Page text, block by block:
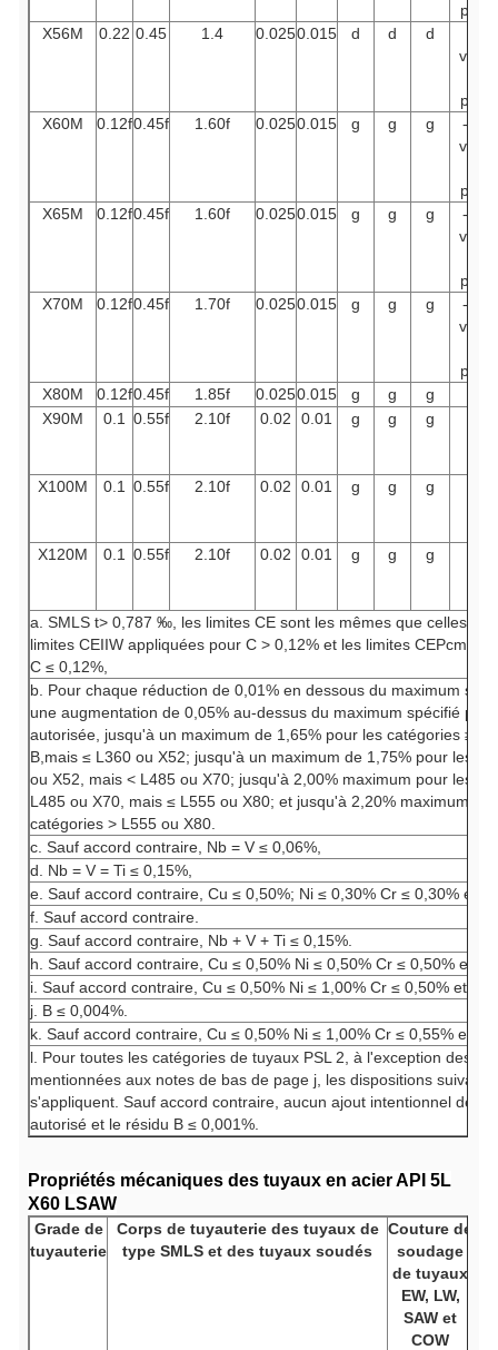
prie.
X56M
0.22 0.45 1.4 0.0250.015 d d d
vous
prie.
X60M
0.12f0.45f 1.60f 0.0250.015 g g g
- Je
vous
prie.
X65M
0.12f0.45f 1.60f 0.0250.015 g g g
- Je
vous
prie.
X70M
0.12f0.45f 1.70f 0.0250.015 g g g
- Je
vous
prie.
X80M
0.12f0.45f 1.85f 0.0250.015 g g g
X90M
0.1 0.55f 2.10f 0.02 0.01 g g g
X100M 0.1 0.55f 2.10f 0.02 0.01 g g g
X120M 0.1 0.55f 2.10f 0.02 0.01 g g g
a. SMLS t> 0,787 ‰, les limites CE sont les mêmes que celles
limites CEIIW appliquées pour C > 0,12% et les limites CEPcm
C ≤ 0,12%,
b. Pour chaque réduction de 0,01% en dessous du maximum
une augmentation de 0,05% au-dessus du maximum spécifié
autorisée, jusqu'à un maximum de 1,65% pour les catégories ≥
B,mais ≤ L360 ou X52; jusqu'à un maximum de 1,75% pour les
ou X52, mais < L485 ou X70; jusqu'à 2,00% maximum pour les
L485 ou X70, mais ≤ L555 ou X80; et jusqu'à 2,20% maximum
catégories > L555 ou X80.
c. Sauf accord contraire, Nb = V ≤ 0,06%,
d. Nb = V = Ti ≤ 0,15%,
e. Sauf accord contraire, Cu ≤ 0,50%; Ni ≤ 0,30% Cr ≤ 0,30% et
f. Sauf accord contraire.
g. Sauf accord contraire, Nb + V + Ti ≤ 0,15%.
h. Sauf accord contraire, Cu ≤ 0,50% Ni ≤ 0,50% Cr ≤ 0,50% et
i. Sauf accord contraire, Cu ≤ 0,50% Ni ≤ 1,00% Cr ≤ 0,50% et
j. B ≤ 0,004%.
k. Sauf accord contraire, Cu ≤ 0,50% Ni ≤ 1,00% Cr ≤ 0,55% et
l. Pour toutes les catégories de tuyaux PSL 2, à l'exception des
mentionnées aux notes de bas de page j, les dispositions
s'appliquent. Sauf accord contraire, aucun ajout intentionnel de B
autorisé et le résidu B ≤ 0,001%.
Propriétés mécaniques des tuyaux en acier API 5L
X60 LSAW
Grade de
tuyauterie
Corps de tuyauterie des tuyaux de
type SMLS et des tuyaux soudés
Couture de
soudage
de tuyaux
EW, LW,
SAW et
COW